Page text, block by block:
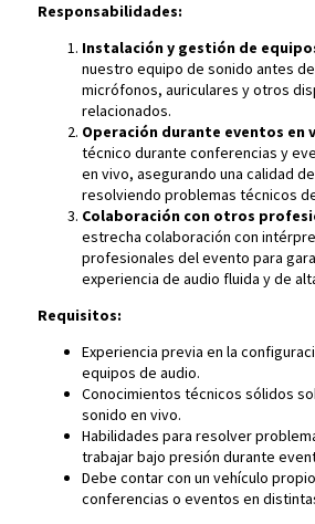
Responsabilidades:
Instalación y gestión de
nuestro equipo de sonido antes
micrófonos, auriculares y otros
relacionados.
Operación durante eventos en
técnico durante conferencias y
en vivo, asegurando una calidad
resolviendo problemas técnicos
Colaboración con otros
estrecha colaboración con
profesionales del evento para
experiencia de audio fluida y de
Requisitos:
Experiencia previa en la
equipos de audio.
Conocimientos técnicos sólidos
sonido en vivo.
Habilidades para resolver
trabajar bajo presión durante
Debe contar con un vehículo
conferencias o eventos en